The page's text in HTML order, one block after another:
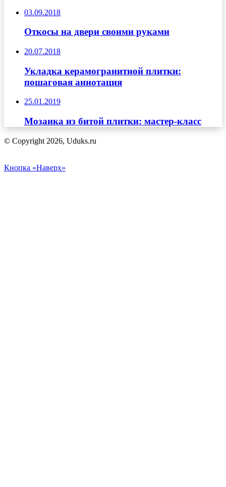
03.09.2018
Откосы на двери своими руками
20.07.2018
Укладка керамогранитной плитки:
пошаговая аннотация
25.01.2019
Мозаика из битой плитки: мастер-класс
© Copyright 2026, Uduks.ru
Кнопка «Наверх»